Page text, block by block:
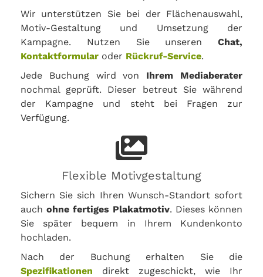
Wir unterstützen Sie bei der Flächenauswahl,
Motiv-Gestaltung und Umsetzung der
Kampagne. Nutzen Sie unseren Chat,
Kontaktformular oder Rückruf-Service.
Jede Buchung wird von Ihrem Mediaberater
nochmal geprüft. Dieser betreut Sie während
der Kampagne und steht bei Fragen zur
Verfügung.
Flexible Motivgestaltung
Sichern Sie sich Ihren Wunsch-Standort sofort
auch ohne fertiges Plakatmotiv. Dieses können
Sie später bequem in Ihrem Kundenkonto
hochladen.
Nach der Buchung erhalten Sie die
Spezifikationen direkt zugeschickt, wie Ihr